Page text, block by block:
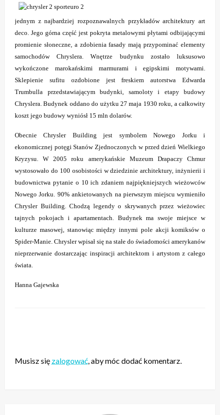
jednym z najbardziej rozpoznawalnych przykładów architektury art
deco. Jego górna część jest pokryta metalowymi płytami odbijającymi
promienie słoneczne, a zdobienia fasady mają przypominać elementy
samochodów Chryslera. Wnętrze budynku zostało luksusowo
wykończone marokańskimi marmurami i egipskimi motywami.
Sklepienie sufitu ozdobione jest freskiem autorstwa Edwarda
Trumbulla przedstawiającym budynki, samoloty i etapy budowy
Chryslera. Budynek oddano do użytku 27 maja 1930 roku, a całkowity
koszt jego budowy wyniósł 15 mln dolarów.
Obecnie Chrysler Building jest symbolem Nowego Jorku i
ekonomicznej potęgi Stanów Zjednoczonych w przed dzień Wielkiego
Kryzysu. W 2005 roku amerykańskie Muzeum Drapaczy Chmur
wystosowało do 100 osobistości w dziedzinie architektury, inżynierii i
budownictwa pytanie o 10 ich zdaniem najpiękniejszych wieżowców
Nowego Jorku. 90% ankietowanych na pierwszym miejscu wymieniło
Chrysler Building. Chodzą legendy o skrywanych przez wieżowiec
tajnych pokojach i apartamentach. Budynek ma swoje miejsce w
kulturze masowej, stanowiąc między innymi pole akcji komiksów o
Spider-Manie. Chrysler wpisał się na stałe do świadomości amerykanów
nieprzerwanie dostarczając inspiracji architektom i artystom z całego
świata.
Hanna Gajewska
Musisz się zalogować, aby móc dodać komentarz.